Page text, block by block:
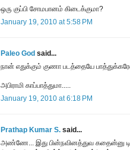
ஒரு குப்பி சோமபானம் கிடைக்குமா?
January 19, 2010 at 5:58 PM
Paleo God said...
நான் எதுக்கும் குணா படத்தையே
அபிராமி காப்பாத்துமா.....
January 19, 2010 at 6:18 PM
Prathap Kumar S. said...
அண்ணே... இது பின்நவினத்துவ கதைன்னு